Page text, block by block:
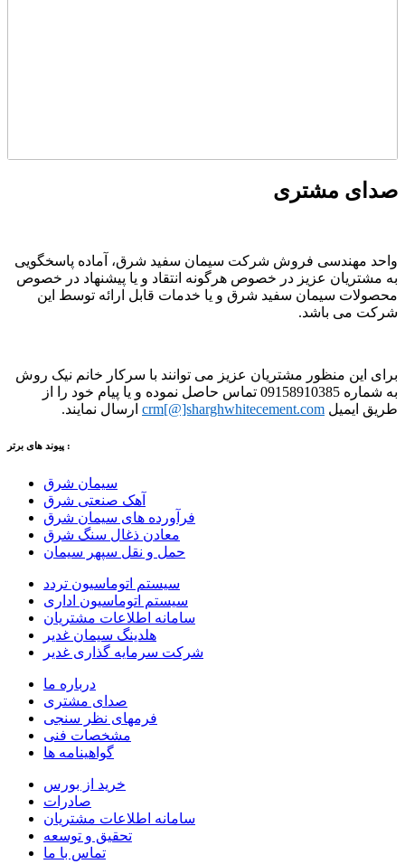
صدای مشتری
واحد مهندسی فروش شرکت سیمان سفید شرق، آماده پاسخگویی
به مشتریان عزیز در خصوص هرگونه انتقاد و یا پیشنهاد در خصوص
محصولات سیمان سفید شرق و یا خدمات قابل ارائه توسط این
شرکت می باشد.
برای این منظور مشتریان عزیز می توانند با سرکار خانم نیک روش
به شماره 09158910385 تماس حاصل نموده و یا پیام خود را از
طریق ایمیل crm[@]sharghwhitecement.com ارسال نمایند.
پیوند های برتر :
سیمان شرق
آهک صنعتی شرق
فرآورده های سیمان شرق
معادن ذغال سنگ شرق
حمل و نقل سپهر سیمان
سیستم اتوماسیون تردد
سیستم اتوماسیون اداری
سامانه اطلاعات مشتریان
هلدینگ سیمان غدیر
شرکت سرمایه گذاری غدیر
درباره ما
صدای مشتری
فرمهای نظر سنجی
مشخصات فنی
گواهینامه ها
خرید از بورس
صادرات
سامانه اطلاعات مشتریان
تحقیق و توسعه
تماس با ما